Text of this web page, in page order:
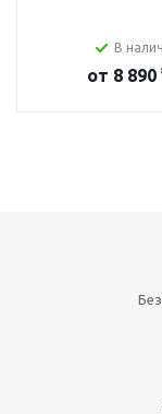
В
от 8 890